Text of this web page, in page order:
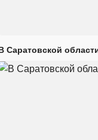
Саратовской